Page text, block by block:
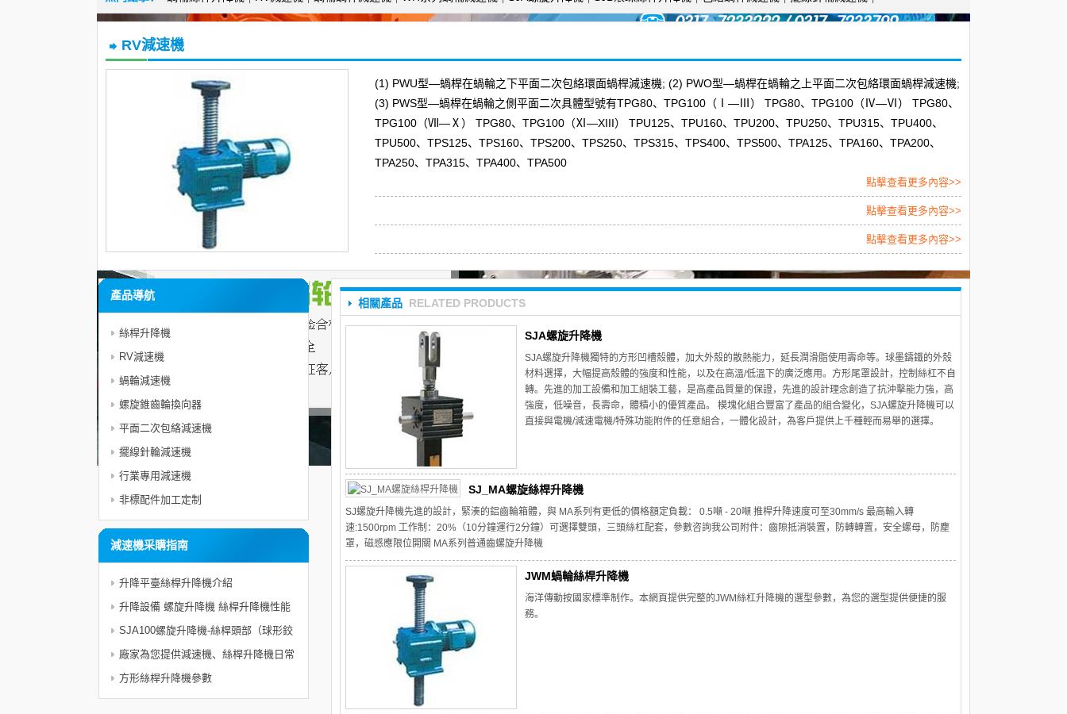
RV減速機
(1) PWU型—蝸桿在蝸輪之下平面二次包絡環面蝸桿減速機; (2) PWO型—蝸桿在蝸輪之上平面二次包絡環面蝸桿減速機;
(3) PWS型—蝸桿在蝸輪之側平面二次具體型號有TPG80、TPG100（Ⅰ—Ⅲ） TPG80、TPG100（Ⅳ—Ⅵ） TPG80、
TPG100（Ⅶ—Ⅹ） TPG80、TPG100（Ⅺ—XIII） TPU125、TPU160、TPU200、TPU250、TPU315、TPU400、
TPU500、TPS125、TPS160、TPS200、TPS250、TPS315、TPS400、TPS500、TPA125、TPA160、TPA200、
TPA250、TPA315、TPA400、TPA500
點擊查看更多內容>>
點擊查看更多內容>>
點擊查看更多內容>>
相關產品 RELATED PRODUCTS
SJA螺旋升降機
SJA螺旋升降機獨特的方形凹槽殼體，加大外殼的散熱能力，延長潤滑脂使用壽命等。球墨鑄鐵的外殼
材料選擇，大幅提高殼體的強度和性能，以及在高溫/低溫下的廣泛應用。方形尾罩設計，控制絲杠不自
轉。先進的加工設備和加工組裝工藝，是高產品質量的保證，先進的設計理念創造了抗沖擊能力強，高
強度，低噪音，長壽命，體積小的優質產品。 模塊化組合豐富了產品的組合變化，SJA螺旋升降機可以
直接與電機/減速電機/特殊功能附件的任意組合，一體化設計，為客戶提供上千種輕而易舉的選擇。
SJ_MA螺旋絲桿升降機
SJ螺旋升降機先進的設計，緊湊的鋁齒輪箱體，與 MA系列有更低的價格額定負載： 0.5噸 - 20噸 推桿升降速度可至30mm/s 最高輸入轉
速:1500rpm 工作制：20%（10分鐘運行2分鐘）可選擇雙頭，三頭絲杠配套，參數咨詢我公司附件：齒隙抵消裝置，防轉轉置，安全螺母，防塵
罩，磁感應限位開關 MA系列普通齒螺旋升降機
JWM蝸輪絲桿升降機
海洋傳動按國家標準制作。本網頁提供完整的JWM絲杠升降機的選型參數，為您的選型提供便捷的服
務。
產品導航
絲桿升降機
RV減速機
蝸輪減速機
螺旋錐齒輪換向器
平面二次包絡減速機
擺線針輪減速機
行業專用減速機
非標配件加工定制
減速機采購指南
升降平臺絲桿升降機介紹
升降設備 螺旋升降機 絲桿升降機性能
SJA100螺旋升降機-絲桿頭部（球形鉸
鏈）/NMRV50減速機組合機
廠家為您提供減速機、絲桿升降機日常
使用電機的維護與注意事項及保護措施
方形絲桿升降機參數